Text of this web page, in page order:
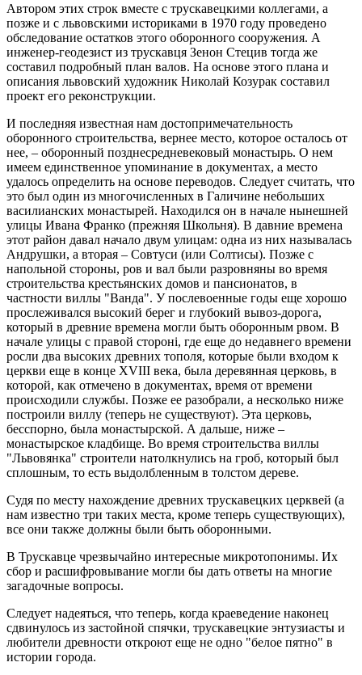
Автором этих строк вместе с трускавецкими коллегами, а
позже и с львовскими историками в 1970 году проведено
обследование остатков этого оборонного сооружения. А
инженер-геодезист из трускавця Зенон Стецив тогда же
составил подробный план валов. На основе этого плана и
описания львовский художник Николай Козурак составил
проект его реконструкции.
И последняя известная нам достопримечательность
оборонного строительства, вернее место, которое осталось от
нее, – оборонный позднесредневековый монастырь. О нем
имеем единственное упоминание в документах, а место
удалось определить на основе переводов. Следует считать, что
это был один из многочисленных в Галичине небольших
василианских монастырей. Находился он в начале нынешней
улицы Ивана Франко (прежняя Школьня). В давние времена
этот район давал начало двум улицам: одна из них называлась
Андрушки, а вторая – Совтуси (или Солтисы). Позже с
напольной стороны, ров и вал были разровняны во время
строительства крестьянских домов и пансионатов, в
частности виллы "Ванда". У послевоенные годы еще хорошо
прослеживался высокий берег и глубокий вывоз-дорога,
который в древние времена могли быть оборонным рвом. В
начале улицы с правой стороні, где еще до недавнего времени
росли два высоких древних тополя, которые были входом к
церкви еще в конце XVIII века, была деревянная церковь, в
которой, как отмечено в документах, время от времени
происходили службы. Позже ее разобрали, а несколько ниже
построили виллу (теперь не существуют). Эта церковь,
бесспорно, была монастырской. А дальше, ниже –
монастырское кладбище. Во время строительства виллы
"Львовянка" строители натолкнулись на гроб, который был
сплошным, то есть выдолбленным в толстом дереве.
Судя по месту нахождение древних трускавецких церквей (а
нам известно три таких места, кроме теперь существующих),
все они также должны были быть оборонными.
В Трускавце чрезвычайно интересные микротопонимы. Их
сбор и расшифровывание могли бы дать ответы на многие
загадочные вопросы.
Следует надеяться, что теперь, когда краеведение наконец
сдвинулось из застойной спячки, трускавецкие энтузиасты и
любители древности откроют еще не одно "белое пятно" в
истории города.